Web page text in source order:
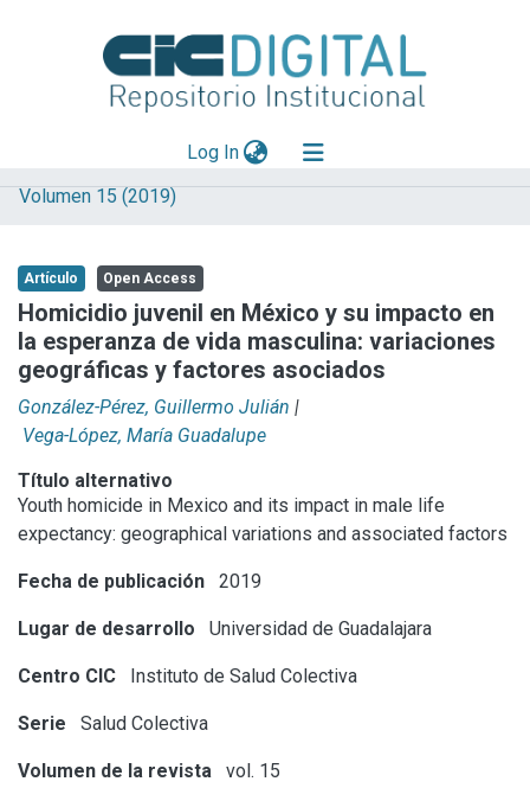
Log In(current)
Explorar
Aportar material
Statistics
Volumen 15 (2019)
Artículo Open Access
Homicidio juvenil en México y su impacto en
la esperanza de vida masculina: variaciones
geográficas y factores asociados
González-Pérez, Guillermo Julián |
Vega-López, María Guadalupe
Título alternativo
Youth homicide in Mexico and its impact in male life
expectancy: geographical variations and associated factors
Fecha de publicación 2019
Lugar de desarrollo Universidad de Guadalajara
Centro CIC Instituto de Salud Colectiva
Serie Salud Colectiva
Volumen de la revista vol. 15